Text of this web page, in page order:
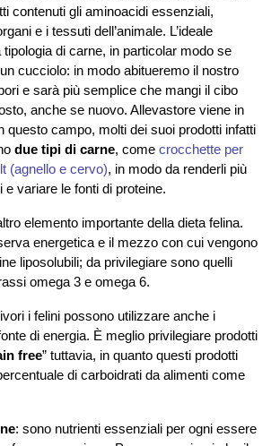
contenuti gli aminoacidi essenziali,
e i tessuti dell’animale. L’ideale
di carne, in particolar modo se
cucciolo: in modo abitueremo il nostro
e sarà più semplice che mangi il cibo
anche se nuovo. Allevastore viene in
questo campo, molti dei suoi prodotti infatti
due tipi di carne, come crocchette per
(agnello e cervo), in modo da renderli più
e variare le fonti di proteine.
elemento importante della dieta felina.
energetica e il mezzo con cui vengono
liposolubili; da privilegiare sono quelli
omega 3 e omega 6.
i felini possono utilizzare anche i
di energia. È meglio privilegiare prodotti
free” tuttavia, in quanto questi prodotti
di carboidrati da alimenti come
: sono nutrienti essenziali per ogni essere